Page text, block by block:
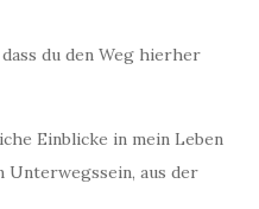
du den Weg hierher
Einblicke in mein Leben
Unterwegssein, aus der